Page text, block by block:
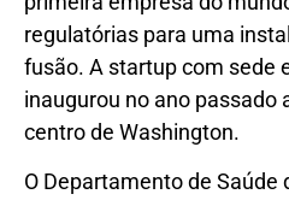
regulatórias para uma
fusão. A startup com sede
inaugurou no ano passado
centro de Washington.
O Departamento de Saúde